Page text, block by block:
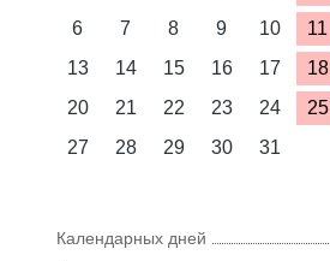
6
7 8 9 10 11
13
14 15 16 17 18
20
21 22 23 24 25
27
28 29 30 31
Календарных дней